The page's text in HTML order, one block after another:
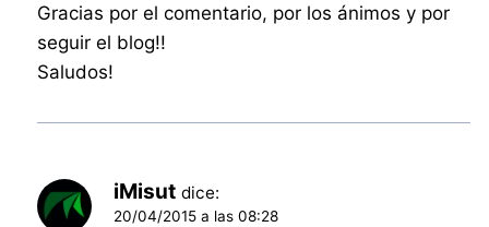
Gracias por el comentario, por los ánimos y por
seguir el blog!!
Saludos!
iMisut dice:
20/04/2015 a las 08:28